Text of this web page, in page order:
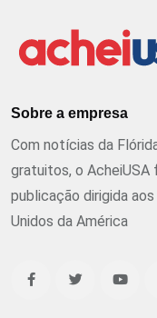
Sobre a empresa
Com notícias da
gratuitos, o AcheiUSA
publicação dirigida
Unidos da América